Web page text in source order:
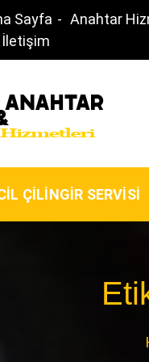
Sayfa
Anahtar
İletişim
–
ÇILINGIR SERVISI